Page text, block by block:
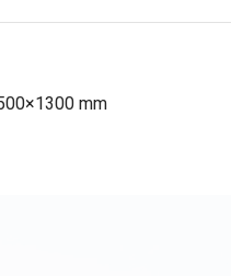
mm